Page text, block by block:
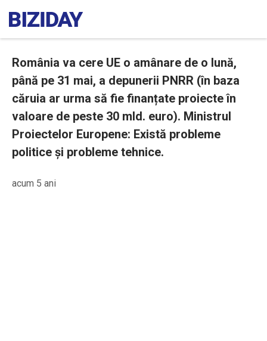
România va cere UE o amânare de o lună,
până pe 31 mai, a depunerii PNRR (în baza
căruia ar urma să fie finanțate proiecte în
valoare de peste 30 mld. euro). Ministrul
Proiectelor Europene: Există probleme
politice și probleme tehnice.
acum 5 ani